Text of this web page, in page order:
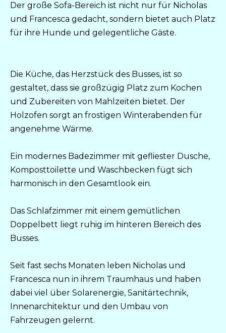
Der große Sofa-Bereich ist nicht nur für Nicholas
und Francesca gedacht, sondern bietet auch Platz
für ihre Hunde und gelegentliche Gäste.
Die Küche, das Herzstück des Busses, ist so
gestaltet, dass sie großzügig Platz zum Kochen
und Zubereiten von Mahlzeiten bietet. Der
Holzofen sorgt an frostigen Winterabenden für
angenehme Wärme.
Ein modernes Badezimmer mit gefliester Dusche,
Komposttoilette und Waschbecken fügt sich
harmonisch in den Gesamtlook ein.
Das Schlafzimmer mit einem gemütlichen
Doppelbett liegt ruhig im hinteren Bereich des
Busses.
Seit fast sechs Monaten leben Nicholas und
Francesca nun in ihrem Traumhaus und haben
dabei viel über Solarenergie, Sanitärtechnik,
Innenarchitektur und den Umbau von
Fahrzeugen gelernt.